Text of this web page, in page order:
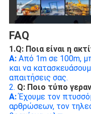
FAQ
1.Q: Ποια είναι η
Α: Από 1m σε 100m,
και να
απαιτήσεις σας.
2. Q: Ποιο τύπο
Α: Έχουμε τον
αρθρώσεων, τον